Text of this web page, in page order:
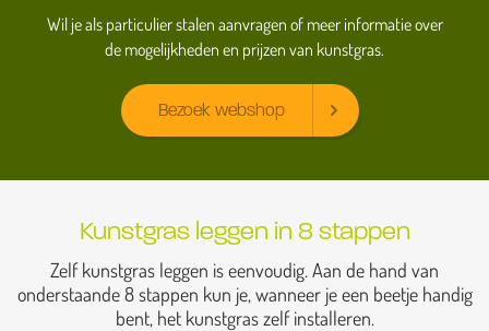
Wil je als particulier stalen aanvragen of meer informatie over
de mogelijkheden en prijzen van kunstgras.
Bezoek webshop
Kunstgras leggen in 8 stappen
Zelf kunstgras leggen is eenvoudig. Aan de hand van
onderstaande 8 stappen kun je, wanneer je een beetje handig
bent, het kunstgras zelf installeren.